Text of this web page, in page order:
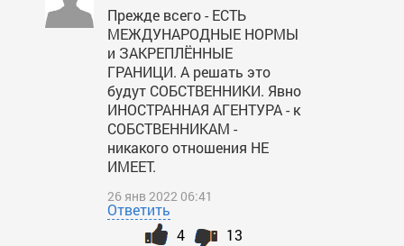
Прежде всего - ЕСТЬ
МЕЖДУНАРОДНЫЕ НОРМЫ
и ЗАКРЕПЛЁННЫЕ
ГРАНИЦИ. А решать это
будут СОБСТВЕННИКИ. Явно
ИНОСТРАННАЯ АГЕНТУРА - к
СОБСТВЕННИКАМ -
никакого отношения НЕ
ИМЕЕТ.
26 янв 2022 06:41
Ответить
13
4